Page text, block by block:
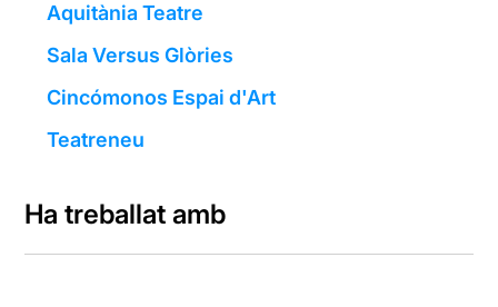
Aquitània Teatre
Sala Versus Glòries
Cincómonos Espai d'Art
Teatreneu
Ha treballat amb